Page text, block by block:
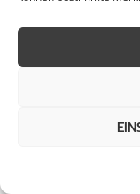
Weitere